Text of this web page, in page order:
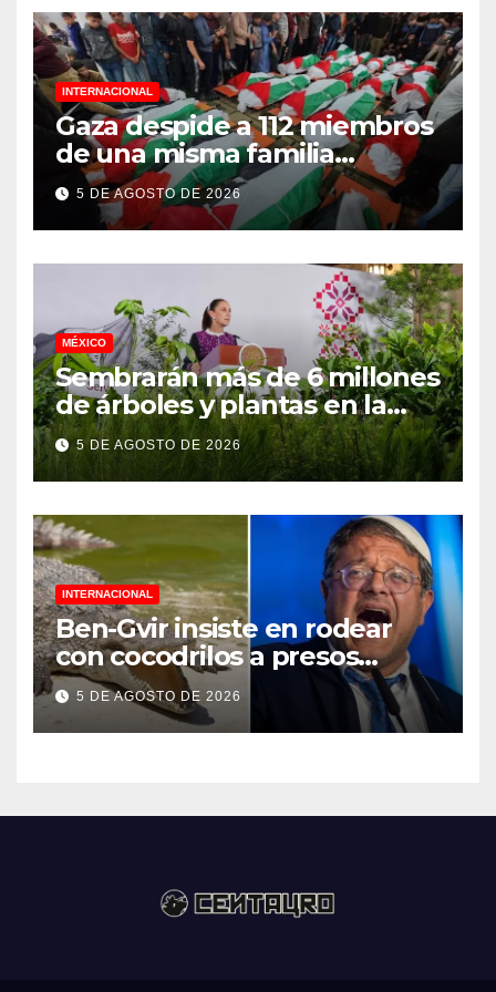
INTERNACIONAL
Gaza despide a 112 miembros
de una misma familia
asesinados durante el
genocidio
5 DE AGOSTO DE 2026
MÉXICO
Sembrarán más de 6 millones
de árboles y plantas en la
Jornada Nacional de
Reforestación 2026
5 DE AGOSTO DE 2026
INTERNACIONAL
Ben-Gvir insiste en rodear
con cocodrilos a presos
palestinos
5 DE AGOSTO DE 2026